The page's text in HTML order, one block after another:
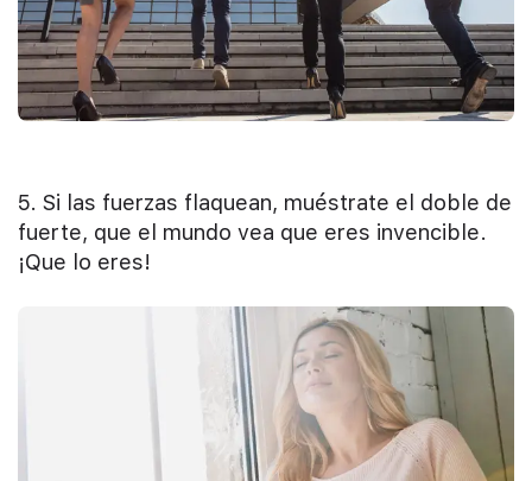
5. Si las fuerzas flaquean, muéstrate el doble de
fuerte, que el mundo vea que eres invencible.
¡Que lo eres!